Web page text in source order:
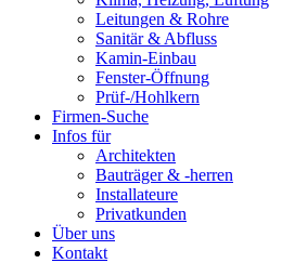
Leitungen & Rohre
Sanitär & Abfluss
Kamin-Einbau
Fenster-Öffnung
Prüf-/Hohlkern
Firmen-Suche
Infos für
Architekten
Bauträger & -herren
Installateure
Privatkunden
Über uns
Kontakt